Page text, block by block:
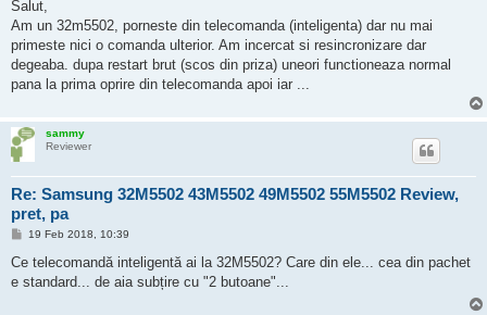
Salut,
Am un 32m5502, porneste din telecomanda (inteligenta) dar nu mai
primeste nici o comanda ulterior. Am incercat si resincronizare dar
degeaba. dupa restart brut (scos din priza) uneori functioneaza normal
pana la prima oprire din telecomanda apoi iar ...
sammy
Reviewer
Re: Samsung 32M5502 43M5502 49M5502 55M5502 Review,
pret, pa
P
s
19 Feb 2018, 10:39
Ce telecomandă inteligentă ai la 32M5502? Care din ele... cea din pachet
e standard... de aia subțire cu "2 butoane"...